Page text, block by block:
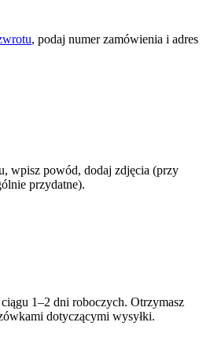
, podaj numer zamówienia i adres
wpisz powód, dodaj zdjęcia (przy
przydatne).
1–2 dni roboczych. Otrzymasz
dotyczącymi wysyłki.